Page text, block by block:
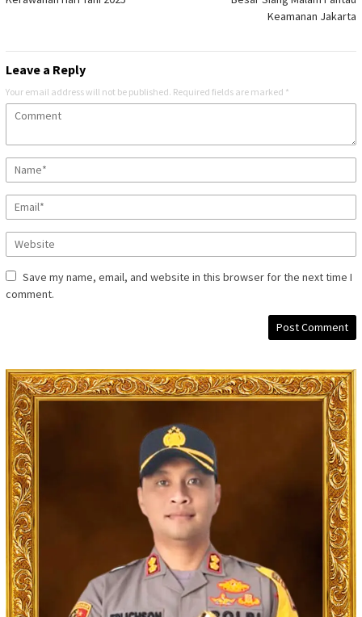
Keamanan Jakarta
Leave a Reply
Your email address will not be published. Required fields are marked *
Save my name, email, and website in this browser for the next time I
comment.